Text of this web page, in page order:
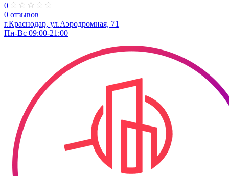
0
0 отзывов
г.Краснодар, ул.​Аэродромная, 71
Пн-Вс 09:00-21:00